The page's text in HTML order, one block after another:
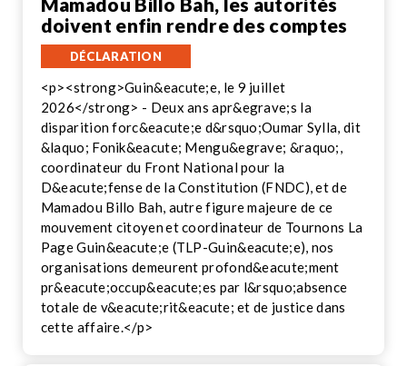
doivent enfin rendre des comptes
DÉCLARATION
<p><strong>Guin&eacute;e, le 9 juillet
2026</strong> - Deux ans apr&egrave;s la
disparition forc&eacute;e d&rsquo;Oumar Sylla, dit
&laquo; Fonik&eacute; Mengu&egrave; &raquo;,
coordinateur du Front National pour la
D&eacute;fense de la Constitution (FNDC), et de
Mamadou Billo Bah, autre figure majeure de ce
mouvement citoyen et coordinateur de Tournons La
Page Guin&eacute;e (TLP-Guin&eacute;e), nos
organisations demeurent profond&eacute;ment
pr&eacute;occup&eacute;es par l&rsquo;absence
totale de v&eacute;rit&eacute; et de justice dans
cette affaire.</p>